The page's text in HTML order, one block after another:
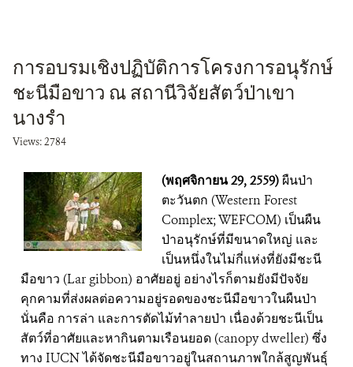
การอบรมเชิงปฏิบัติการโครงการอนุรักษ์
ชะนีมือขาว ณ สถานีวิจัยสัตว์ป่าเขา
นางรำ
Views: 2784
(พฤศจิกายน 29, 2559)ผืนป่า
ตะวันตก (Western Forest
Complex; WEFCOM) เป็นผืน
ป่าอนุรักษ์ที่มีขนาดใหญ่ และ
เป็นหนึ่งในไม่กี่แห่งที่ยังมีชะนี
มือขาว (Lar gibbon) อาศัยอยู่ อย่างไรก็ตามยังมีปัจจัย
คุกคามที่ส่งผลต่อความอยู่รอดของชะนีมือขาวในผืนป่า
นั่นคือ การล่า และการตัดไม้ทำลายป่า เนื่องด้วยชะนีเป็น
สัตว์ที่อาศัยและหากินตามเรือนยอด (canopy dweller) ซึ่ง
ทาง IUCN ได้จัดชะนีมือขาวอยู่ในสถานภาพใกล้สูญพันธุ์